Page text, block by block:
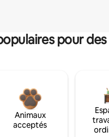
pour
Animaux
acceptés